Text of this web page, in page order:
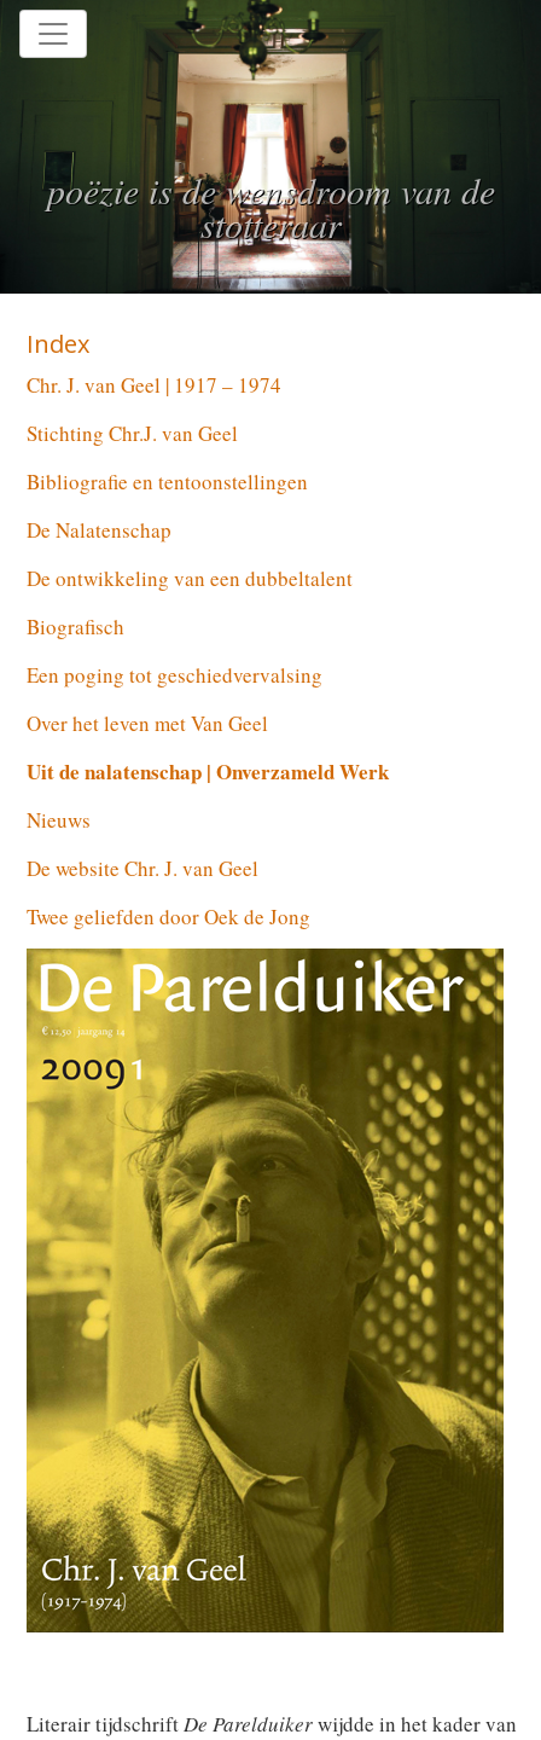
poëzie is de wensdroom van de
stotteraar
Index
Chr. J. van Geel | 1917 – 1974
Stichting Chr.J. van Geel
Bibliografie en tentoonstellingen
De Nalatenschap
De ontwikkeling van een dubbeltalent
Biografisch
Een poging tot geschiedvervalsing
Over het leven met Van Geel
Uit de nalatenschap | Onverzameld Werk
Nieuws
De website Chr. J. van Geel
Twee geliefden door Oek de Jong
Literair tijdschriftDe Parelduikerwijdde in het kader van